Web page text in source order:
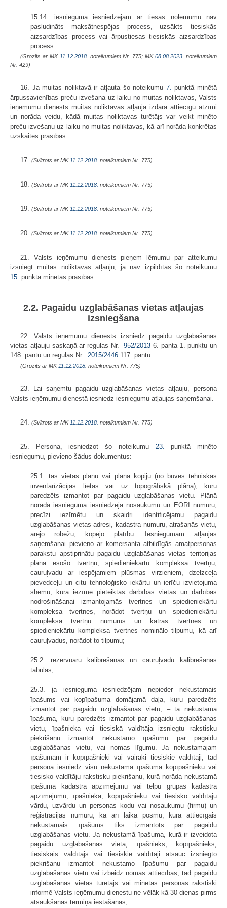
15.14. iesnieguma iesniedzējam ar tiesas nolēmumu nav
pasludināts maksātnespējas process, uzsākts tiesiskās
aizsardzības process vai ārpustiesas tiesiskās aizsardzības
process.
(Grozīts ar MK 11.12.2018. noteikumiem Nr. 775; MK08.08.2023. noteikumiem
Nr. 429)
16. Ja muitas noliktavā ir atļauta šo noteikumu 7. punktā minētā
ārpussavienības preču izvešana uz laiku no muitas noliktavas, Valsts
ieņēmumu dienests muitas noliktavas atļaujā izdara attiecīgu atzīmi
un norāda veidu, kādā muitas noliktavas turētājs var veikt minēto
preču izvešanu uz laiku no muitas noliktavas, kā arī norāda konkrētas
uzskaites prasības.
17. (Svītrots ar MK 11.12.2018. noteikumiem Nr. 775)
18. (Svītrots ar MK 11.12.2018. noteikumiem Nr. 775)
19. (Svītrots ar MK 11.12.2018. noteikumiem Nr. 775)
20. (Svītrots ar MK 11.12.2018. noteikumiem Nr. 775)
21. Valsts ieņēmumu dienests pieņem lēmumu par atteikumu
izsniegt muitas noliktavas atļauju, ja nav izpildītas šo noteikumu
15. punktā minētās prasības.
2.2. Pagaidu uzglabāšanas vietas atļaujas
izsniegšana
22. Valsts ieņēmumu dienests izsniedz pagaidu uzglabāšanas
vietas atļauju saskaņā ar regulas Nr.952/2013 6. panta 1. punktu un
148. pantu un regulas Nr. 2015/2446 117. pantu.
(Grozīts ar MK 11.12.2018. noteikumiem Nr. 775)
23. Lai saņemtu pagaidu uzglabāšanas vietas atļauju, persona
Valsts ieņēmumu dienestā iesniedz iesniegumu atļaujas saņemšanai.
24. (Svītrots ar MK 11.12.2018. noteikumiem Nr. 775)
25. Persona, iesniedzot šo noteikumu 23.
punktā minēto
iesniegumu, pievieno šādus dokumentus:
25.1. tās vietas plānu vai plāna kopiju (no būves tehniskās
inventarizācijas lietas vai uz topogrāfiskā plāna), kuru
paredzēts izmantot par pagaidu uzglabāšanas vietu. Plānā
norāda iesnieguma iesniedzēja nosaukumu un EORI numuru,
precīzi iezīmētu un skaidri identificējamu pagaidu
uzglabāšanas vietas adresi, kadastra numuru, atrašanās vietu,
ārējo robežu, kopējo platību. Iesniegumam atļaujas
saņemšanai pievieno ar komersanta atbildīgās amatpersonas
parakstu apstiprinātu pagaidu uzglabāšanas vietas teritorijas
plānā esošo tvertņu, spiedieniekārtu kompleksa tvertņu,
cauruļvadu ar iespējamiem plūsmas virzieniem, dzelzceļa
pievedceļu un citu tehnoloģisko iekārtu un ierīču izvietojuma
shēmu, kurā iezīmē pieteiktās darbības vietas un darbības
nodrošināšanai izmantojamās tvertnes un spiedieniekārtu
kompleksa tvertnes, norādot tvertņu un spiedieniekārtu
kompleksa tvertņu numurus un katras tvertnes un
spiedieniekārtu kompleksa tvertnes nominālo tilpumu, kā arī
cauruļvadus, norādot to tilpumu;
25.2. rezervuāru kalibrēšanas un cauruļvadu kalibrēšanas
tabulas;
25.3. ja iesnieguma iesniedzējam nepieder nekustamais
īpašums vai kopīpašuma domājamā daļa, kuru paredzēts
izmantot par pagaidu uzglabāšanas vietu, – tā nekustamā
īpašuma, kuru paredzēts izmantot par pagaidu uzglabāšanas
vietu, īpašnieka vai tiesiskā valdītāja izsniegtu rakstisku
piekrišanu izmantot nekustamo īpašumu par pagaidu
uzglabāšanas vietu, vai nomas līgumu. Ja nekustamajam
īpašumam ir kopīpašnieki vai vairāki tiesiskie valdītāji, tad
persona iesniedz visu nekustamā īpašuma kopīpašnieku vai
tiesisko valdītāju rakstisku piekrišanu, kurā norāda nekustamā
īpašuma kadastra apzīmējumu vai telpu grupas kadastra
apzīmējumu, īpašnieka, kopīpašnieku vai tiesisko valdītāju
vārdu, uzvārdu un personas kodu vai nosaukumu (firmu) un
reģistrācijas numuru, kā arī laika posmu, kurā attiecīgais
nekustamais īpašums tiks izmantots par pagaidu
uzglabāšanas vietu. Ja nekustamā īpašuma, kurā ir izveidota
pagaidu uzglabāšanas vieta, īpašnieks, kopīpašnieks,
tiesiskais valdītājs vai tiesiskie valdītāji atsauc izsniegto
piekrišanu izmantot nekustamo īpašumu par pagaidu
uzglabāšanas vietu vai izbeidz nomas attiecības, tad pagaidu
uzglabāšanas vietas turētājs vai minētās personas rakstiski
informē Valsts ieņēmumu dienestu ne vēlāk kā 30 dienas pirms
atsaukšanas termiņa iestāšanās;